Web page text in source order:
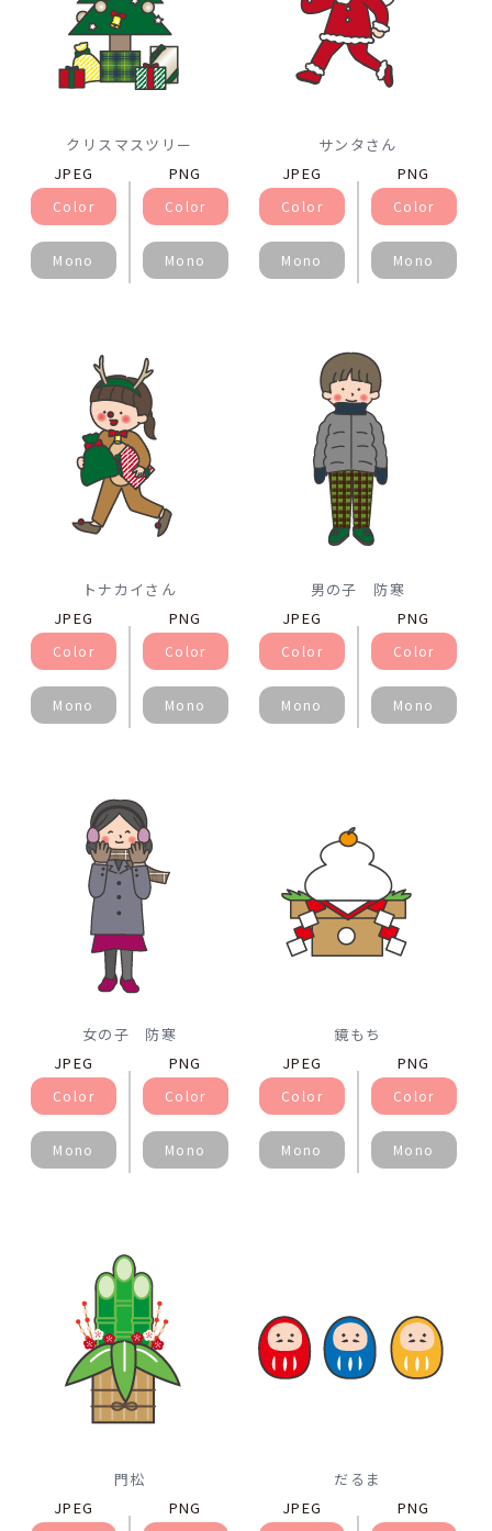
クリスマスツリー
JPEG
Color
Mono
PNG
Color
Mono
サンタさん
JPEG
Color
Mono
PNG
Color
Mono
トナカイさん
JPEG
Color
Mono
PNG
Color
Mono
男の子 防寒
JPEG
Color
Mono
PNG
Color
Mono
女の子 防寒
JPEG
Color
Mono
PNG
Color
Mono
鏡もち
JPEG
Color
Mono
PNG
Color
Mono
門松
JPEG
PNG
だるま
JPEG
PNG